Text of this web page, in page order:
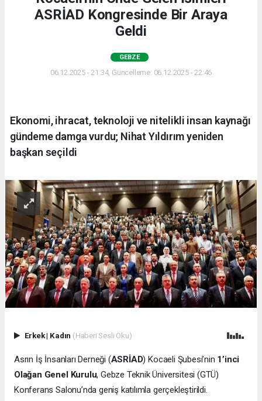
ASRİAD Kongresinde Bir Araya
Geldi
GEBZE
06.12.2025 - 21:34, Güncelleme: 06.12.2025 - 22:46
Ekonomi, ihracat, teknoloji ve nitelikli insan kaynağı
gündeme damga vurdu; Nihat Yıldırım yeniden
başkan seçildi
Erkek| Kadın (Haberi Sesli Oku)
Asrın İş İnsanları Derneği (ASRİAD) Kocaeli Şubesi’nin 1’inci
Olağan Genel Kurulu, Gebze Teknik Üniversitesi (GTÜ)
Konferans Salonu’nda geniş katılımla gerçekleştirildi.